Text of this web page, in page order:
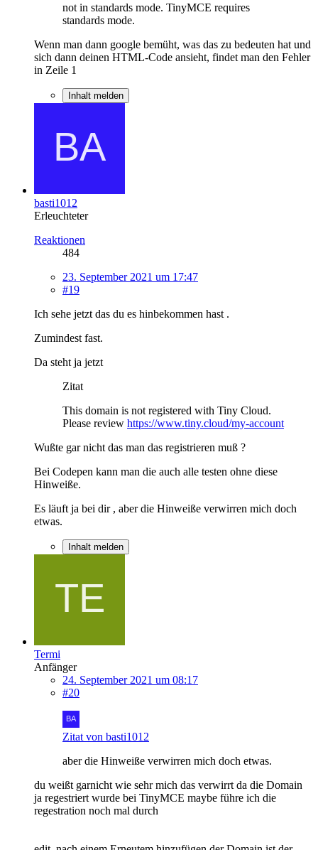
not in standards mode. TinyMCE requires
standards mode.
Wenn man dann google bemüht, was das zu bedeuten hat und
sich dann deinen HTML-Code ansieht, findet man den Fehler
in Zeile 1
Inhalt melden
basti1012
Erleuchteter
Reaktionen
484
23. September 2021 um 17:47
#19
Ich sehe jetzt das du es hinbekommen hast .
Zumindest fast.
Da steht ja jetzt
Zitat
This domain is not registered with Tiny Cloud.
Please review https://www.tiny.cloud/my-account
Wußte gar nicht das man das registrieren muß ?
Bei Codepen kann man die auch alle testen ohne diese
Hinweiße.
Es läuft ja bei dir , aber die Hinweiße verwirren mich doch
etwas.
Inhalt melden
Termi
Anfänger
24. September 2021 um 08:17
#20
Zitat von basti1012
aber die Hinweiße verwirren mich doch etwas.
du weißt garnicht wie sehr mich das verwirrt da die Domain
ja regestriert wurde bei TinyMCE maybe führe ich die
regestration noch mal durch